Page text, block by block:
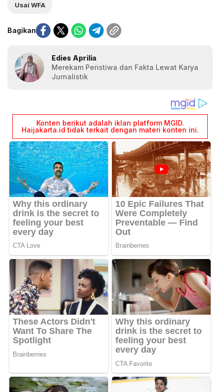
Usai WFA
Bagikan
Edies Aprilia
Merekam Peristiwa dan Fakta Lewat Karya
Jurnalistik